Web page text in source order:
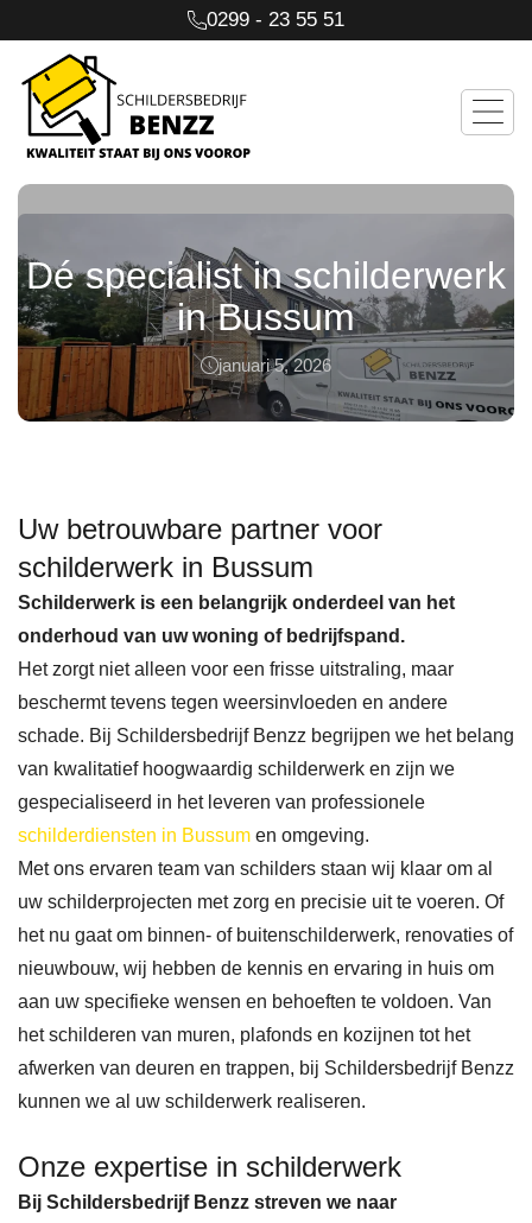
0299 - 23 55 51
Dé specialist in schilderwerk
in Bussum
januari 5, 2026
Uw betrouwbare partner voor
schilderwerk in Bussum
Schilderwerk is een belangrijk onderdeel van het
onderhoud van uw woning of bedrijfspand.
Het zorgt niet alleen voor een frisse uitstraling, maar
beschermt tevens tegen weersinvloeden en andere
schade. Bij Schildersbedrijf Benzz begrijpen we het belang
van kwalitatief hoogwaardig schilderwerk en zijn we
gespecialiseerd in het leveren van professionele
schilderdiensten in Bussum en omgeving.
Met ons ervaren team van schilders staan wij klaar om al
uw schilderprojecten met zorg en precisie uit te voeren. Of
het nu gaat om binnen- of buitenschilderwerk, renovaties of
nieuwbouw, wij hebben de kennis en ervaring in huis om
aan uw specifieke wensen en behoeften te voldoen. Van
het schilderen van muren, plafonds en kozijnen tot het
afwerken van deuren en trappen, bij Schildersbedrijf Benzz
kunnen we al uw schilderwerk realiseren.
Onze expertise in schilderwerk
Bij Schildersbedrijf Benzz streven we naar